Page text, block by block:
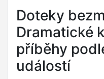
Doteky
Dramatické
příběhy
událostí